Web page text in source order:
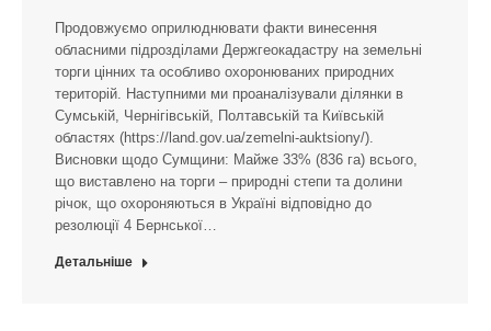
Продовжуємо оприлюднювати факти винесення
обласними підрозділами Держгеокадастру на земельні
торги цінних та особливо охоронюваних природних
територій. Наступними ми проаналізували ділянки в
Сумській, Чернігівській, Полтавській та Київській
областях (https://land.gov.ua/zemelni-auktsiony/).
Висновки щодо Сумщини: Майже 33% (836 га) всього,
що виставлено на торги – природні степи та долини
річок, що охороняються в Україні відповідно до
резолюції 4 Бернської…
Детальніше